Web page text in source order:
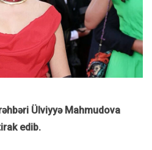
Ülviyyə Mahmudova
edib.